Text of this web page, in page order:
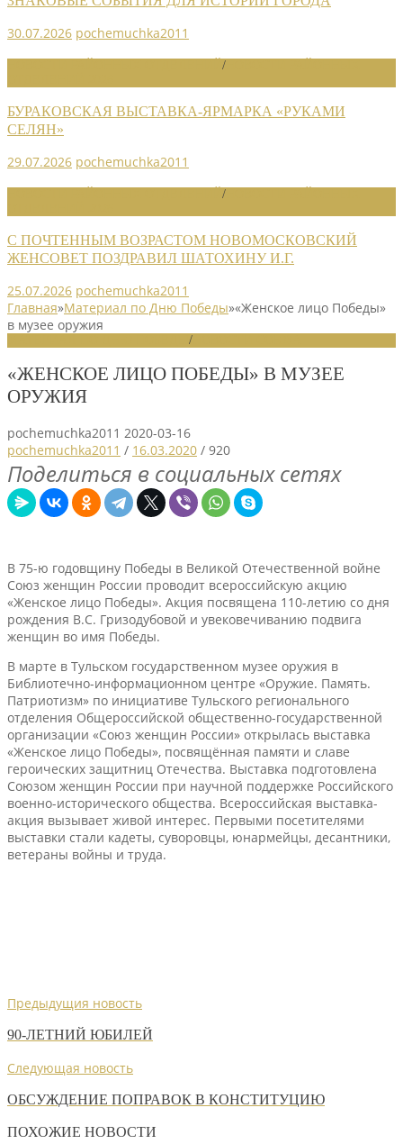
30.07.2026 pochemuchka2011
/
БУРАКОВСКАЯ ВЫСТАВКА-ЯРМАРКА «РУКАМИ
СЕЛЯН»
29.07.2026 pochemuchka2011
/
С ПОЧТЕННЫМ ВОЗРАСТОМ НОВОМОСКОВСКИЙ
ЖЕНСОВЕТ ПОЗДРАВИЛ ШАТОХИНУ И.Г.
25.07.2026 pochemuchka2011
Главная»Материал по Дню Победы»«Женское лицо Победы»
в музее оружия
/
«ЖЕНСКОЕ ЛИЦО ПОБЕДЫ» В МУЗЕЕ
ОРУЖИЯ
pochemuchka2011 2020-03-16
pochemuchka2011 / 16.03.2020 / 920
Поделиться в социальных сетях
В 75-ю годовщину Победы в Великой Отечественной войне
Союз женщин России проводит всероссийскую акцию
«Женское лицо Победы». Акция посвящена 110-летию со дня
рождения В.С. Гризодубовой и увековечиванию подвига
женщин во имя Победы.
В марте в Тульском государственном музее оружия в
Библиотечно-информационном центре «Оружие. Память.
Патриотизм» по инициативе Тульского регионального
отделения Общероссийской общественно-государственной
организации «Союз женщин России» открылась выставка
«Женское лицо Победы», посвящённая памяти и славе
героических защитниц Отечества. Выставка подготовлена
Союзом женщин России при научной поддержке Российского
военно-исторического общества. Всероссийская выставка-
акция вызывает живой интерес. Первыми посетителями
выставки стали кадеты, суворовцы, юнармейцы, десантники,
ветераны войны и труда.
Предыдущия новость
90-ЛЕТНИЙ ЮБИЛЕЙ
Следующая новость
ОБСУЖДЕНИЕ ПОПРАВОК В КОНСТИТУЦИЮ
ПОХОЖИЕ НОВОСТИ